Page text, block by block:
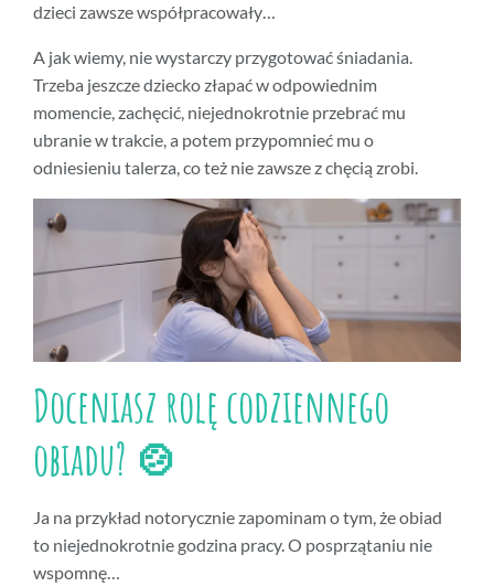
dzieci zawsze współpracowały…
A jak wiemy, nie wystarczy przygotować śniadania.
Trzeba jeszcze dziecko złapać w odpowiednim
momencie, zachęcić, niejednokrotnie przebrać mu
ubranie w trakcie, a potem przypomnieć mu o
odniesieniu talerza, co też nie zawsze z chęcią zrobi.
Doceniasz rolę codziennego
obiadu? 🍲
Ja na przykład notorycznie zapominam o tym, że obiad
to niejednokrotnie godzina pracy. O posprzątaniu nie
wspomnę…